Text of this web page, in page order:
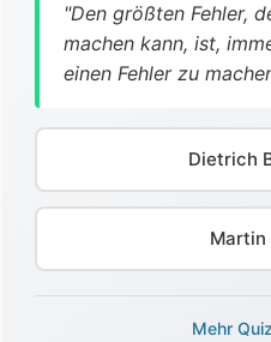
"Den größten Fehler,
machen kann, ist,
einen Fehler zu
Dietrich
Martin
Mehr